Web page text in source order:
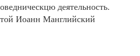
деятельность.